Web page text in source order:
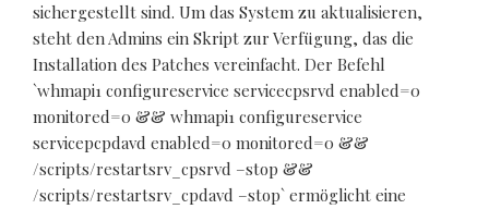
sichergestellt sind. Um das System zu aktualisieren,
steht den Admins ein Skript zur Verfügung, das die
Installation des Patches vereinfacht. Der Befehl
`whmapi1 configureservice servicecpsrvd enabled=0
monitored=0 && whmapi1 configureservice
servicepcpdavd enabled=0 monitored=0 &&
/scripts/restartsrv_cpsrvd –stop &&
/scripts/restartsrv_cpdavd –stop` ermöglicht eine